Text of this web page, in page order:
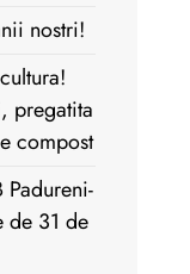
nostri!
pregatita
compost
Padureni-
de 31 de